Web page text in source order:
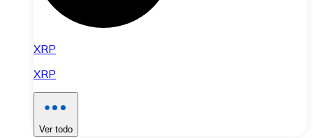
XRP
XRP
Ver todo